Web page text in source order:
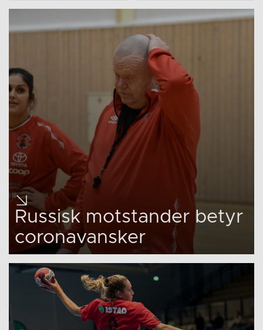
Russisk motstander betyr
coronavansker